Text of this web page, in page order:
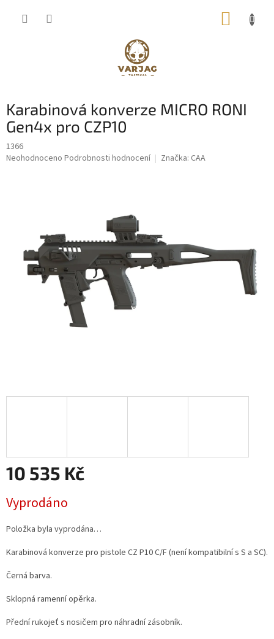
Karabinová konverze MICRO RONI
Gen4x pro CZP10
1366
Průměrné
hvězdiček.
Neohodnoceno Podrobnosti hodnocení Značka: CAA
10 535 Kč
cena:
Vyprodáno
Položka byla vyprodána…
Karabinová konverze pro pistole CZ P10 C/F (není kompatibilní s S a SC).
Černá barva.
Sklopná ramenní opěrka.
Přední rukojeť s nosičem pro náhradní zásobník.